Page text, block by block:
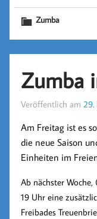
Zumba
Zumba
Veröffentlich am
Am Freitag ist es
die neue Saison
Einheiten im
Ab nächster
19 Uhr eine
Freibades